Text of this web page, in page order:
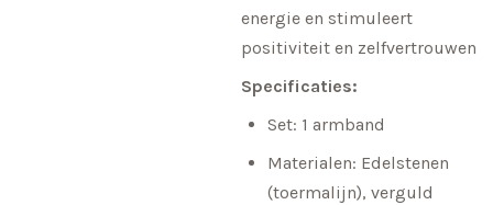
energie en stimuleert
positiviteit en zelfvertrouwen
Specificaties:
Set: 1 armband
Materialen: Edelstenen
(toermalijn), verguld